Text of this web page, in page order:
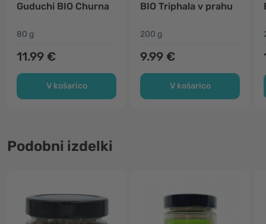
Guduchi BIO Churna
80 g
11.99 €
V košarico
BIO Triphala v prahu
200 g
9.99 €
V košarico
Podobni izdelki